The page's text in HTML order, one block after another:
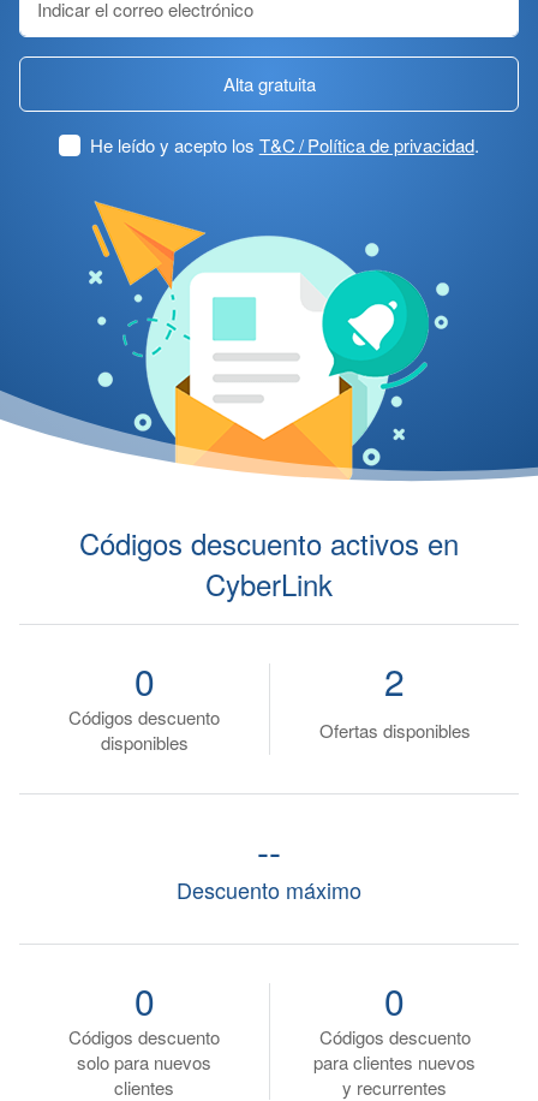
Alta gratuita
He leído y acepto los T&C / Política de privacidad.
Códigos descuento activos en
CyberLink
Códigos descuento
disponibles
0
Ofertas disponibles
2
Descuento máximo
--
Códigos descuento
solo para nuevos
clientes
0
Códigos descuento
para clientes nuevos
y recurrentes
0